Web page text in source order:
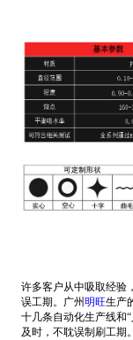
许多客户从中吸取经验
误工期。广州明旺生产
十几条自动化生产线和
及时，不耽误制刷工期